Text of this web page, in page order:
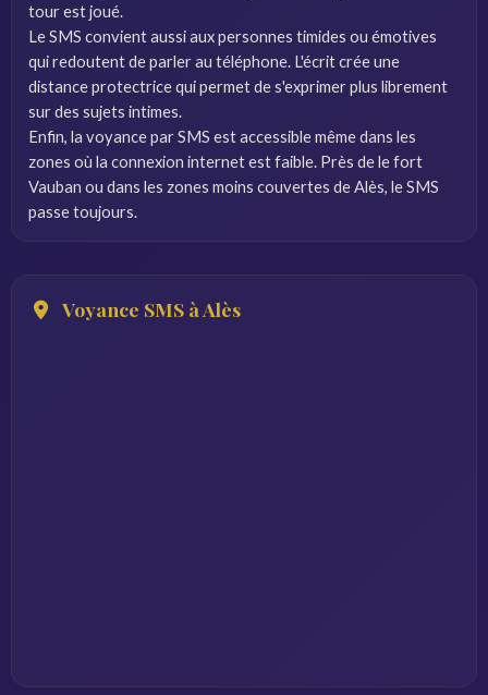
tour est joué.
Le SMS convient aussi aux personnes timides ou émotives
qui redoutent de parler au téléphone. L'écrit crée une
distance protectrice qui permet de s'exprimer plus librement
sur des sujets intimes.
Enfin, la voyance par SMS est accessible même dans les
zones où la connexion internet est faible. Près de le fort
Vauban ou dans les zones moins couvertes de Alès, le SMS
passe toujours.
Voyance SMS à Alès